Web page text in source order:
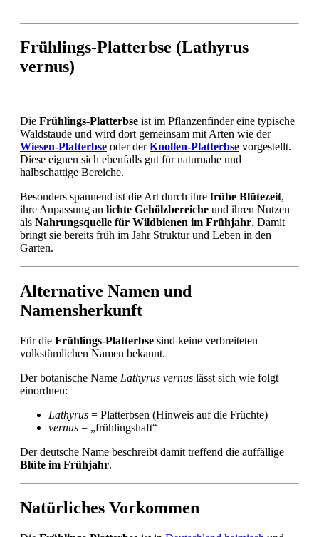
Frühlings-Platterbse (Lathyrus
vernus)
Die Frühlings-Platterbse ist im Pflanzenfinder eine typische
Waldstaude und wird dort gemeinsam mit Arten wie der
Wiesen-Platterbse oder derKnollen-Platterbse vorgestellt.
Diese eignen sich ebenfalls gut für naturnahe und
halbschattige Bereiche.
Besonders spannend ist die Art durch ihre frühe Blütezeit,
ihre Anpassung an lichte Gehölzbereiche und ihren Nutzen
als Nahrungsquelle für Wildbienen im Frühjahr. Damit
bringt sie bereits früh im Jahr Struktur und Leben in den
Garten.
Alternative Namen und
Namensherkunft
Für die Frühlings-Platterbse sind keine verbreiteten
volkstümlichen Namen bekannt.
Der botanische Name Lathyrus vernus lässt sich wie folgt
einordnen:
Lathyrus = Platterbsen (Hinweis auf die Früchte)
vernus = „frühlingshaft“
Der deutsche Name beschreibt damit treffend die auffällige
Blüte im Frühjahr.
Natürliches Vorkommen